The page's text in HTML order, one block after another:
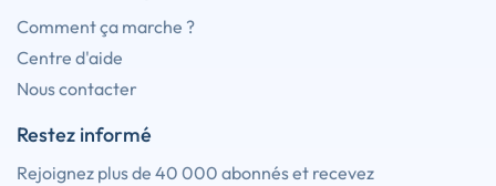
Comment ça marche ?
Centre d'aide
Nous contacter
Restez informé
Rejoignez plus de 40 000 abonnés et recevez